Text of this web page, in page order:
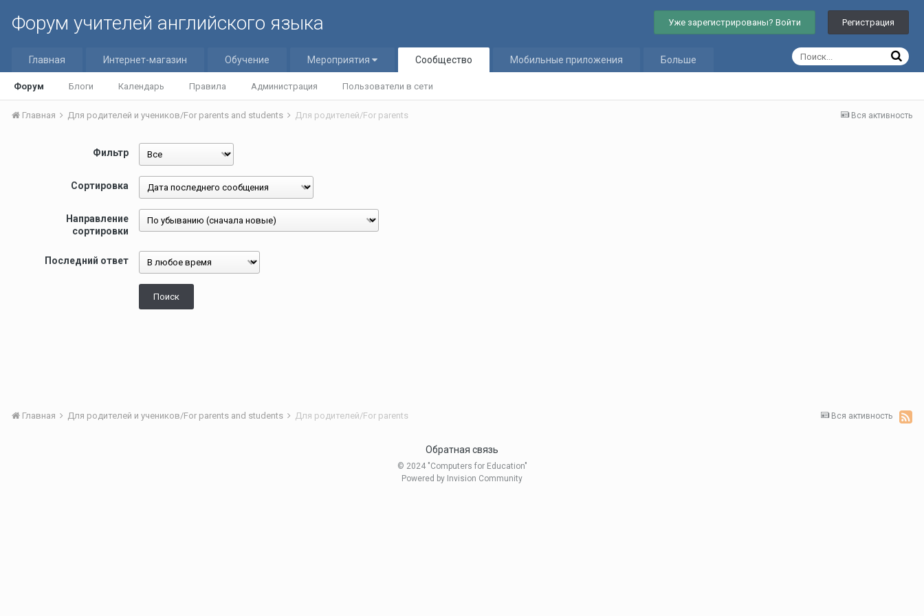
Форум учителей английского языка Уже зарегистрированы? Войти Регистрация
Главная Интернет-магазин Обучение Мероприятия Сообщество
Форум Блоги Календарь Правила Администрация Пользователи в сети
Мобильные приложения Больше
Вся активность
Главная Для родителей и учеников/For parents and students Для родителей/For parents
Фильтр
Сортировка
Направление
сортировки
Последний ответ
Поиск
Вся активность
Главная Для родителей и учеников/For parents and students Для родителей/For parents
Обратная связь
© 2024 "Computers for Education"
Powered by Invision Community